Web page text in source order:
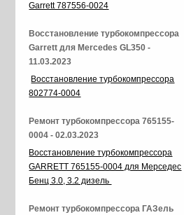
Garrett 787556-0024
Восстановление турбокомпрессора
Garrett для Mercedes GL350 -
11.03.2023
Восстановление турбокомпрессора
802774-0004
Ремонт турбокомпрессора 765155-
0004 - 02.03.2023
Восстановление турбокомпрессора
GARRETT 765155-0004 для Мерседес
Бенц 3.0, 3.2 дизель
Ремонт турбокомпрессора ГАЗель